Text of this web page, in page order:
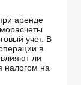
аренде
учет. В
в
ли
налогом на